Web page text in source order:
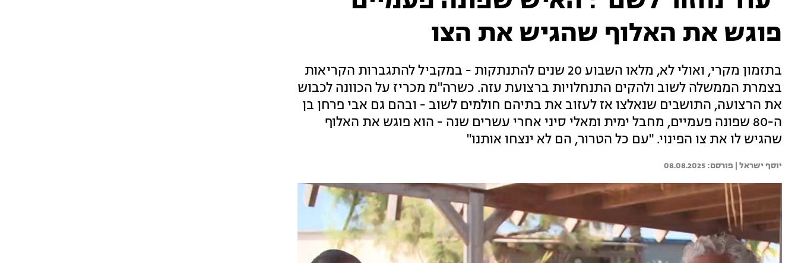
פוגש את האלוף שהגיש את הצו
בתזמון מקרי, ואולי לא, מלאו השבוע 20 שנים להתנתקות - במקביל להתגברות הקריאות
בצמרת הממשלה לשוב ולהקים התנחלויות ברצועת עזה. כשרה"מ מכריז על הכוונה לכבוש
את הרצועה, התושבים שנאלצו אז לעזוב את בתיהם חולמים לשוב - ובהם גם אבי פרחן בן
ה-80 שפונה פעמיים, מחבל ימית ומאלי סיני אחרי עשרים שנה - הוא פוגש את האלוף
שהגיש לו את צו הפינוי. "עם כל הטרור, הם לא ינצחו אותנו"
יוסף ישראל | 08.08.2025